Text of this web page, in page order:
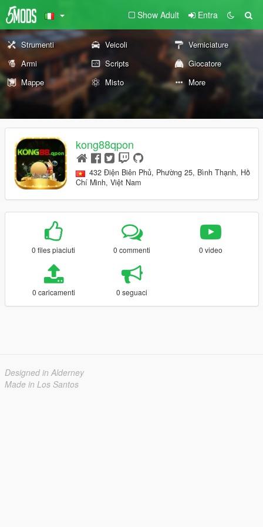
Show Adult Entra
Strumenti Veicoli
Verniciature
Armi
Scripts
Giocatore
Mappe
Misto More
kong88qpon
432 Điện Biên Phủ, Phường 25, Bình Thạnh, Hồ
Chí Minh, Việt Nam
0 files piaciuti 0 commenti 0 video
0 caricamenti 0 seguaci
Designed in Alderney
Made in Los Santos